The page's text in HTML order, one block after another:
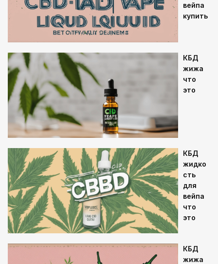
вейпа
купить
КБД
жижа
что
это
КБД
жидко
сть
для
вейпа
что
это
КБД
жижа